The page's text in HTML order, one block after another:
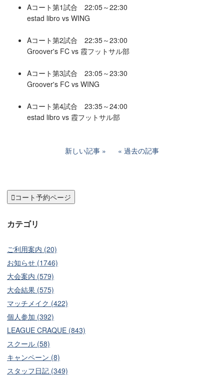
Aコート第1試合 22:05～22:30
estad libro vs WING
Aコート第2試合 22:35～23:00
Groover's FC vs 霞フットサル部
Aコート第3試合 23:05～23:30
Groover's FC vs WING
Aコート第4試合 23:35～24:00
estad libro vs 霞フットサル部
新しい記事 過去の記事
コート予約ページ
カテゴリ
ご利用案内 (20)
お知らせ (1746)
大会案内 (579)
大会結果 (575)
マッチメイク (422)
個人参加 (392)
LEAGUE CRAQUE (843)
スクール (58)
キャンペーン (8)
スタッフ日記 (349)